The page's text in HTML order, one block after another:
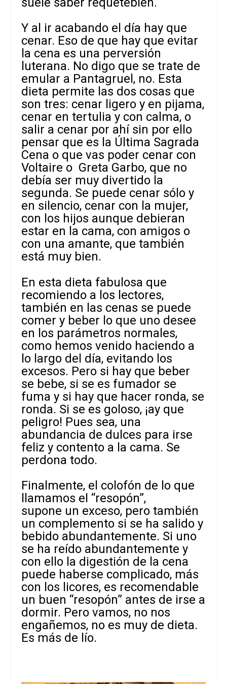
Y al ir acabando el día hay que
cenar. Eso de que hay que evitar
la cena es una perversión
luterana. No digo que se trate de
emular a Pantagruel, no. Esta
dieta permite las dos cosas que
son tres: cenar ligero y en pijama,
cenar en tertulia y con calma, o
salir a cenar por ahí sin por ello
pensar que es la Última Sagrada
Cena o que vas poder cenar con
Voltaire o Greta Garbo, que no
debía ser muy divertido la
segunda. Se puede cenar sólo y
en silencio, cenar con la mujer,
con los hijos aunque debieran
estar en la cama, con amigos o
con una amante, que también
está muy bien.
En esta dieta fabulosa que
recomiendo a los lectores,
también en las cenas se puede
comer y beber lo que uno desee
en los parámetros normales,
como hemos venido haciendo a
lo largo del día, evitando los
excesos. Pero si hay que beber
se bebe, si se es fumador se
fuma y si hay que hacer ronda, se
ronda. Si se es goloso, ¡ay que
peligro! Pues sea, una
abundancia de dulces para irse
feliz y contento a la cama. Se
perdona todo.
Finalmente, el colofón de lo que
llamamos el “resopón”,
supone un exceso, pero también
un complemento si se ha salido y
bebido abundantemente. Si uno
se ha reído abundantemente y
con ello la digestión de la cena
puede haberse complicado, más
con los licores, es recomendable
un buen “resopón” antes de irse a
dormir. Pero vamos, no nos
engañemos, no es muy de dieta.
Es más de lío.